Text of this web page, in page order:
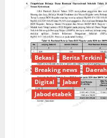
Bekasi
Berita Terkini
Breaking news
Daerah
Digital
Jabar
Jabodetabek